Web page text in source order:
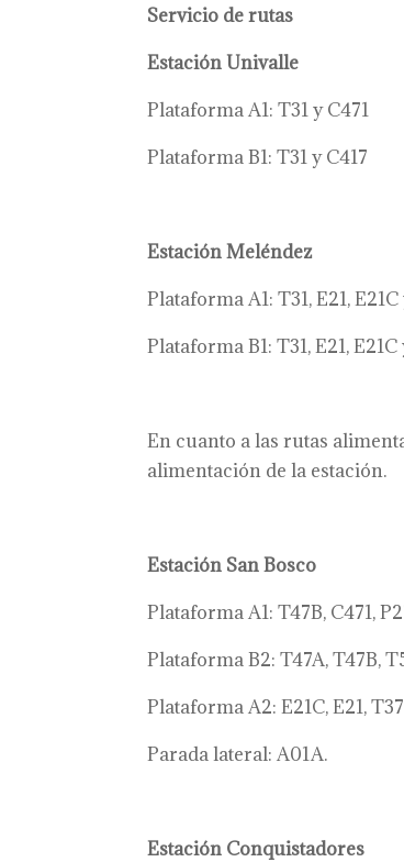
Servicio de rutas
Estación Univalle
Plataforma A1: T31 y C471
Plataforma B1: T31 y C417
Estación Meléndez
Plataforma A1:T31,E21,E21C
Plataforma B1: T31, E21, E21C
En cuanto a las rutas
alimentación de la estación.
Estación San Bosco
Plataforma A1:T47B, C471,
Plataforma B2: T47A, T47B,
Plataforma A2: E21C, E21,
Parada lateral: A01A.
Estación Conquistadores